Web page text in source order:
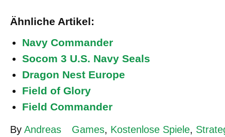
Ähnliche Artikel:
Navy Commander
Socom 3 U.S. Navy Seals
Dragon Nest Europe
Field of Glory
Field Commander
By Andreas Games, Kostenlose Spiele,